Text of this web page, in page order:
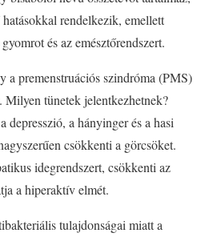
rendelkezik, emellett
és az emésztőrendszert.
a premenstruációs szindróma (PMS)
Milyen tünetek jelentkezhetnek?
depresszió, a hányinger és a hasi
csökkenti a görcsöket.
idegrendszert, csökkenti az
a hiperaktív elmét.
tulajdonságai miatt a